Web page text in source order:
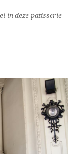
in deze patisserie